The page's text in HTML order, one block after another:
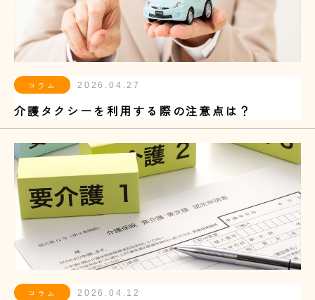
コラム 2026.04.27
介護タクシーを利用する際の注意点は？
コラム 2026.04.12